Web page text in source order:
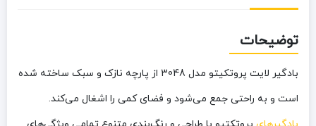
توضیحات
بادگیر لایت پروتکیتو مدل 3048 از پارچه نازک و سبک ساخته شده
است و به راحتی جمع می‌شود و فضای کمی را اشغال می‌کند.